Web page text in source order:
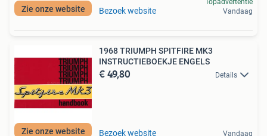
Zie onze website Bezoek website
Topadvertentie
Vandaag
Zie onze website
1968 TRIUMPH SPITFIRE MK3
INSTRUCTIEBOEKJE ENGELS
€ 49,80 Details
Bezoek website Vandaag